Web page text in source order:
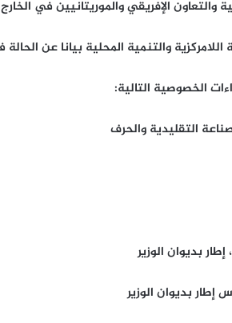
والتعاون الإفريقي والموريتانيين في
اللامركزية والتنمية المحلية بيانا عن
الخصوصية التالية:
التقليدية والحرف
بديوان الوزير
بديوان الوزير